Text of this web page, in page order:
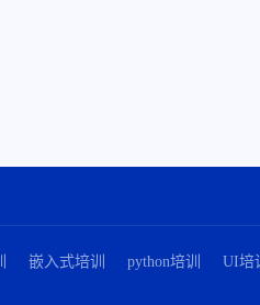
嵌入式培训 python培训
UI培